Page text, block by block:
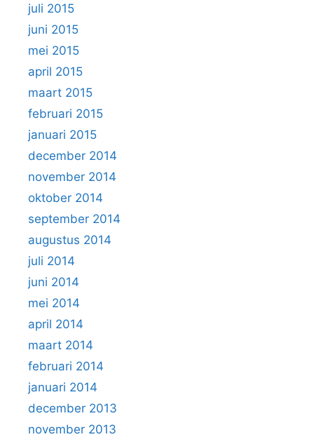
juli 2015
juni 2015
mei 2015
april 2015
maart 2015
februari 2015
januari 2015
december 2014
november 2014
oktober 2014
september 2014
augustus 2014
juli 2014
juni 2014
mei 2014
april 2014
maart 2014
februari 2014
januari 2014
december 2013
november 2013